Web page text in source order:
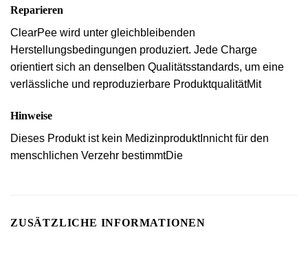
Reparieren
ClearPee wird unter gleichbleibenden
Herstellungsbedingungen produziert. Jede Charge
orientiert sich an denselben Qualitätsstandards, um eine
verlässliche und reproduzierbare ProduktqualitätMit
Hinweise
Dieses Produkt ist kein MedizinproduktInnicht für den
menschlichen Verzehr bestimmtDie
ZUSÄTZLICHE INFORMATIONEN